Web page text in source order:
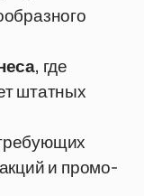
, где
штатных
и промо-